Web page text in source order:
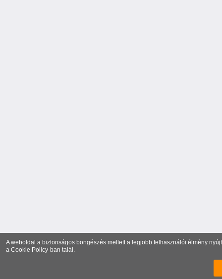
A weboldal a biztonságos böngészés mellett a legjobb felhasználói élmény
a Cookie Policy-ban talál.